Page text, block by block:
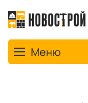
ToggleМеню